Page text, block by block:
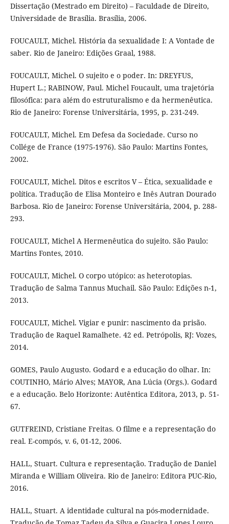
Dissertação (Mestrado em Direito) – Faculdade de Direito,
Universidade de Brasília. Brasília, 2006.
FOUCAULT, Michel. História da sexualidade I: A Vontade de
saber. Rio de Janeiro: Edições Graal, 1988.
FOUCAULT, Michel. O sujeito e o poder. In: DREYFUS,
Hupert L.; RABINOW, Paul. Michel Foucault, uma trajetória
filosófica: para além do estruturalismo e da hermenêutica.
Rio de Janeiro: Forense Universitária, 1995, p. 231-249.
FOUCAULT, Michel. Em Defesa da Sociedade. Curso no
Collége de France (1975-1976). São Paulo: Martins Fontes,
2002.
FOUCAULT, Michel. Ditos e escritos V – Ética, sexualidade e
política. Tradução de Elisa Monteiro e Inês Autran Dourado
Barbosa. Rio de Janeiro: Forense Universitária, 2004, p. 288-
293.
FOUCAULT, Michel A Hermenêutica do sujeito. São Paulo:
Martins Fontes, 2010.
FOUCAULT, Michel. O corpo utópico: as heterotopias.
Tradução de Salma Tannus Muchail. São Paulo: Edições n-1,
2013.
FOUCAULT, Michel. Vigiar e punir: nascimento da prisão.
Tradução de Raquel Ramalhete. 42 ed. Petrópolis, RJ: Vozes,
2014.
GOMES, Paulo Augusto. Godard e a educação do olhar. In:
COUTINHO, Mário Alves; MAYOR, Ana Lúcia (Orgs.). Godard
e a educação. Belo Horizonte: Autêntica Editora, 2013, p. 51-
67.
GUTFREIND, Cristiane Freitas. O filme e a representação do
real. E-compós, v. 6, 01-12, 2006.
HALL, Stuart. Cultura e representação. Tradução de Daniel
Miranda e William Oliveira. Rio de Janeiro: Editora PUC-Rio,
2016.
HALL, Stuart. A identidade cultural na pós-modernidade.